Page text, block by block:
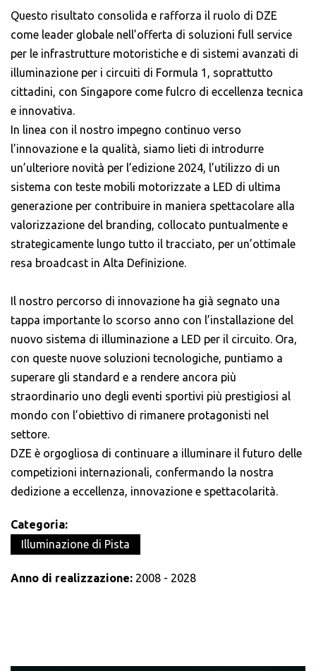
Questo risultato consolida e rafforza il ruolo di DZE
come leader globale nell’offerta di soluzioni full service
per le infrastrutture motoristiche e di sistemi avanzati di
illuminazione per i circuiti di Formula 1, soprattutto
cittadini, con Singapore come fulcro di eccellenza tecnica
e innovativa.
In linea con il nostro impegno continuo verso
l’innovazione e la qualità, siamo lieti di introdurre
un’ulteriore novità per l’edizione 2024, l’utilizzo di un
sistema con teste mobili motorizzate a LED di ultima
generazione per contribuire in maniera spettacolare alla
valorizzazione del branding, collocato puntualmente e
strategicamente lungo tutto il tracciato, per un’ottimale
resa broadcast in Alta Definizione.
Il nostro percorso di innovazione ha già segnato una
tappa importante lo scorso anno con l’installazione del
nuovo sistema di illuminazione a LED per il circuito. Ora,
con queste nuove soluzioni tecnologiche, puntiamo a
superare gli standard e a rendere ancora più
straordinario uno degli eventi sportivi più prestigiosi al
mondo con l’obiettivo di rimanere protagonisti nel
settore.
DZE è orgogliosa di continuare a illuminare il futuro delle
competizioni internazionali, confermando la nostra
dedizione a eccellenza, innovazione e spettacolarità.
Categoria:
Illuminazione di Pista
Anno di realizzazione: 2008 - 2028